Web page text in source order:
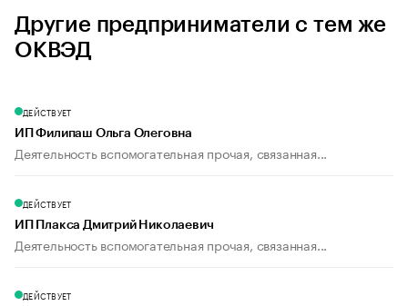
Другие предприниматели с тем же
ОКВЭД
ДЕЙСТВУЕТ
ИП Филипаш Ольга Олеговна
Деятельность вспомогательная прочая, связанная...
ДЕЙСТВУЕТ
ИП Плакса Дмитрий Николаевич
Деятельность вспомогательная прочая, связанная...
ДЕЙСТВУЕТ